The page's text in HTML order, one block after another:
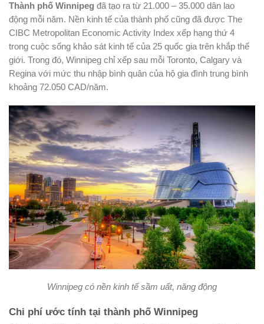
Thành phố Winnipeg đã tạo ra từ 21.000 – 35.000 dân lao
động mỗi năm. Nền kinh tế của thành phố cũng đã được The
CIBC Metropolitan Economic Activity Index xếp hạng thứ 4
trong cuộc sống khảo sát kinh tế của 25 quốc gia trên khắp thế
giới. Trong đó, Winnipeg chỉ xếp sau mỗi Toronto, Calgary và
Regina với mức thu nhập bình quân của hộ gia đình trung bình
khoảng 72.050 CAD/năm.
Winnipeg có nền kinh tế sầm uất, năng động
Chi phí ước tính tại thành phố Winnipeg